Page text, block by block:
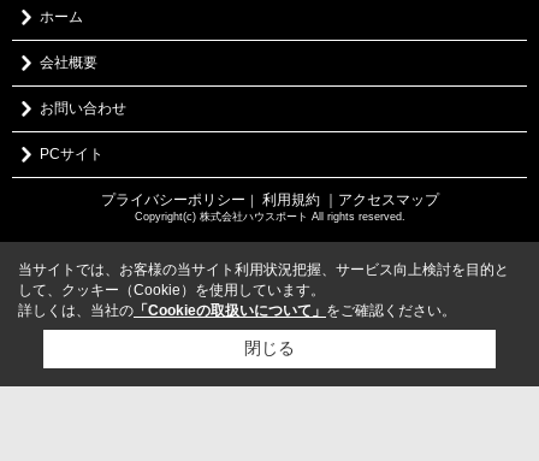
ホーム
会社概要
お問い合わせ
PCサイト
プライバシーポリシー ｜ 利用規約 ｜アクセスマップ
Copyright(c) 株式会社ハウスポート All rights reserved.
当サイトでは、お客様の当サイト利用状況把握、サービス向上検討を目的と
して、クッキー（Cookie）を使用しています。
詳しくは、当社の 「Cookieの取扱いについて」 をご確認ください。
閉じる